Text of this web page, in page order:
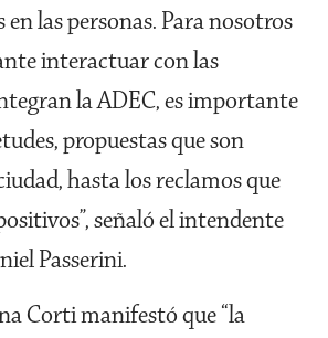
las personas. Para nosotros
interactuar con las
la ADEC, es importante
propuestas que son
hasta los reclamos que
señaló el intendente
Passerini.
Corti manifestó que “la